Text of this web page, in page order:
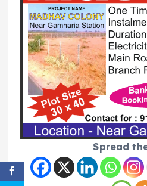
Spread